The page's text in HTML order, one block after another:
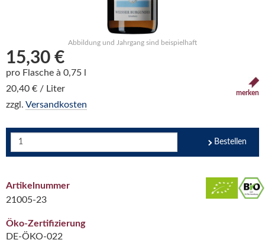
Abbildung und Jahrgang sind beispielhaft
15,30 €
pro Flasche à 0,75 l
20,40 € / Liter
zzgl. Versandkosten
merken
Bestellen
Artikelnummer
21005-23
Öko-Zertifizierung
DE-ÖKO-022